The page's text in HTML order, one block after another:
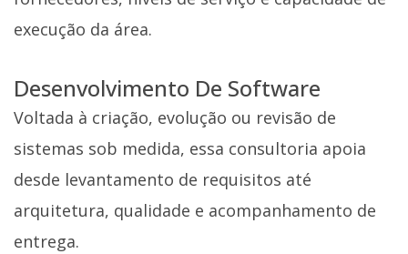
execução da área.
Desenvolvimento De Software
Voltada à criação, evolução ou revisão de
sistemas sob medida, essa consultoria apoia
desde levantamento de requisitos até
arquitetura, qualidade e acompanhamento de
entrega.